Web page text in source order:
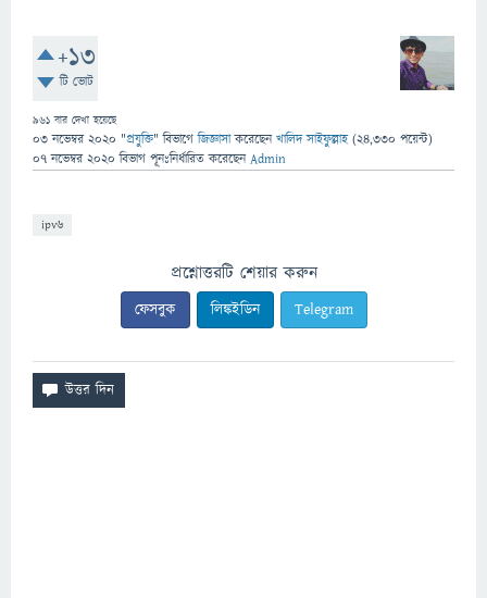
+13
টি ভোট
961 বার দেখা হয়েছে
03 নভেম্বর 2020 "প্রযুক্তি" বিভাগে জিজ্ঞাসাকরেছেনখালিদ সাইফুল্লাহ (24,330 পয়েন্ট)
07 নভেম্বর 2020 বিভাগ পূনঃনির্ধারিত করেছেনAdmin
ipv6
প্রশ্নোত্তরটি শেয়ার করুন
ফেসবুক লিঙ্কইডিন Telegram